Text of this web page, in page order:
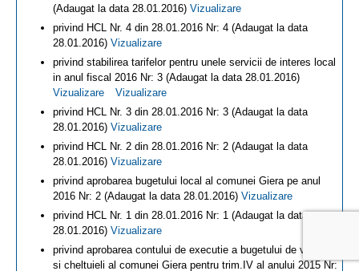
(Adaugat la data 28.01.2016) Vizualizare
privind HCL Nr. 4 din 28.01.2016 Nr: 4 (Adaugat la data
28.01.2016) Vizualizare
privind stabilirea tarifelor pentru unele servicii de interes local
in anul fiscal 2016 Nr: 3 (Adaugat la data 28.01.2016)
Vizualizare
Vizualizare
privind HCL Nr. 3 din 28.01.2016 Nr: 3 (Adaugat la data
28.01.2016) Vizualizare
privind HCL Nr. 2 din 28.01.2016 Nr: 2 (Adaugat la data
28.01.2016) Vizualizare
privind aprobarea bugetului local al comunei Giera pe anul
2016 Nr: 2 (Adaugat la data 28.01.2016) Vizualizare
privind HCL Nr. 1 din 28.01.2016 Nr: 1 (Adaugat la data
28.01.2016) Vizualizare
privind aprobarea contului de executie a bugetului de venituri
si cheltuieli al comunei Giera pentru trim.IV al anului 2015 Nr: